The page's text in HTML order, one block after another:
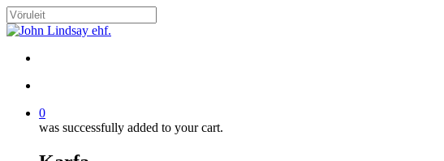
Skip
to
content
Close
0
was successfully added to your cart.